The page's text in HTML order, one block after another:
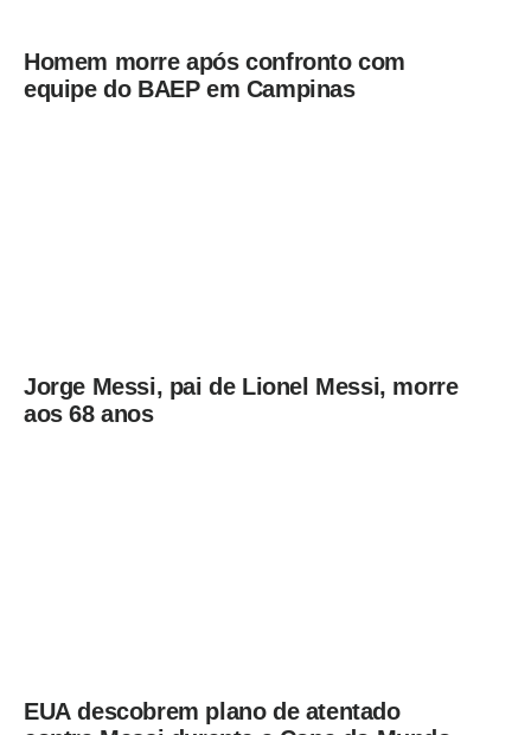
Homem morre após confronto com
equipe do BAEP em Campinas
Jorge Messi, pai de Lionel Messi, morre
aos 68 anos
EUA descobrem plano de atentado